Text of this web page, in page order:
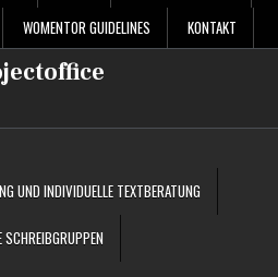
WOMENTOR GUIDELINES KONTAKT
UND INDIVIDUELLE TEXTBERATUNG
SCHREIBGRUPPEN